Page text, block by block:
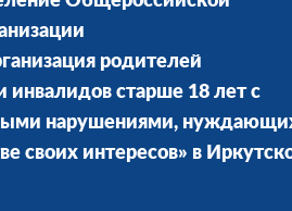
родителей
инвалидов старше 18 лет с
нарушениями,
своих интересов» в